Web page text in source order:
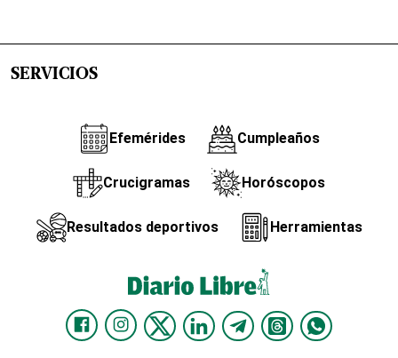
SERVICIOS
Efemérides Cumpleaños
Crucigramas Horóscopos
Resultados deportivos Herramientas